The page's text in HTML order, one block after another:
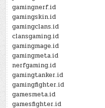
gamingnerf.id
gamingskin.id
gamingclans.id
clansgaming.id
gamingmage.id
gamingmeta.id
nerfgaming.id
gamingtanker.id
gamingfighter.id
gamesmeta.id
gamesfighter.id